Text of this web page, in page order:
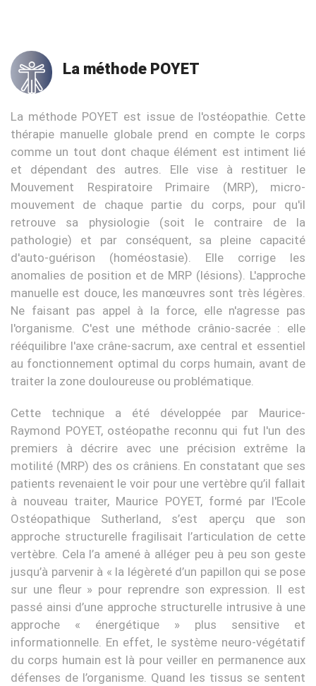
La méthode POYET
La méthode POYET est issue de l'ostéopathie. Cette
thérapie manuelle globale prend en compte le corps
comme un tout dont chaque élément est intiment lié
et dépendant des autres. Elle vise à restituer le
Mouvement Respiratoire Primaire (MRP), micro-
mouvement de chaque partie du corps, pour qu'il
retrouve sa physiologie (soit le contraire de la
pathologie) et par conséquent, sa pleine capacité
d'auto-guérison (homéostasie). Elle corrige les
anomalies de position et de MRP (lésions). L'approche
manuelle est douce, les manœuvres sont très légères.
Ne faisant pas appel à la force, elle n'agresse pas
l'organisme. C'est une méthode crânio-sacrée : elle
rééquilibre l'axe crâne-sacrum, axe central et essentiel
au fonctionnement optimal du corps humain, avant de
traiter la zone douloureuse ou problématique.
Cette technique a été développée par Maurice-
Raymond POYET, ostéopathe reconnu qui fut l'un des
premiers à décrire avec une précision extrême la
motilité (MRP) des os crâniens. En constatant que ses
patients revenaient le voir pour une vertèbre qu’il fallait
à nouveau traiter, Maurice POYET, formé par l'Ecole
Ostéopathique Sutherland, s’est aperçu que son
approche structurelle fragilisait l’articulation de cette
vertèbre. Cela l’a amené à alléger peu à peu son geste
jusqu’à parvenir à « la légèreté d’un papillon qui se pose
sur une fleur » pour reprendre son expression. Il est
passé ainsi d’une approche structurelle intrusive à une
approche « énergétique » plus sensitive et
informationnelle. En effet, le système neuro-végétatif
du corps humain est là pour veiller en permanence aux
défenses de l’organisme. Quand les tissus se sentent